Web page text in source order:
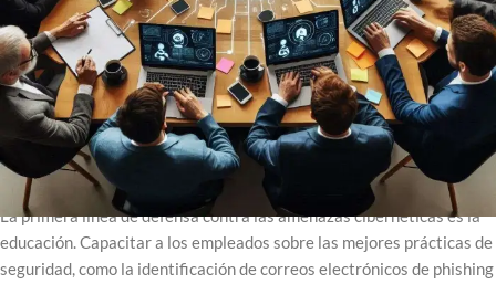
aumento de las amenazas cibernéticas, es crucial implementar
medidas de seguridad efectivas para proteger la información
sensible y garantizar la continuidad del negocio. A continuación, te
presentamos algunas estrategias clave para prevenir amenazas
cibernéticas:
1. Educación y Concienciación
La primera línea de defensa contra las amenazas cibernéticas es la
educación. Capacitar a los empleados sobre las mejores prácticas de
seguridad, como la identificación de correos electrónicos de phishing